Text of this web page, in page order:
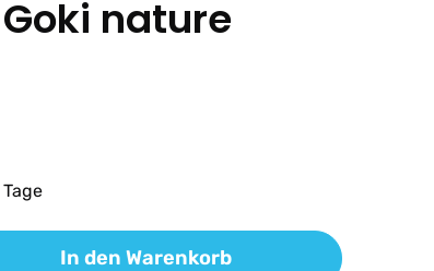
nature
gewünschten Wert ein oder
In den Warenkorb